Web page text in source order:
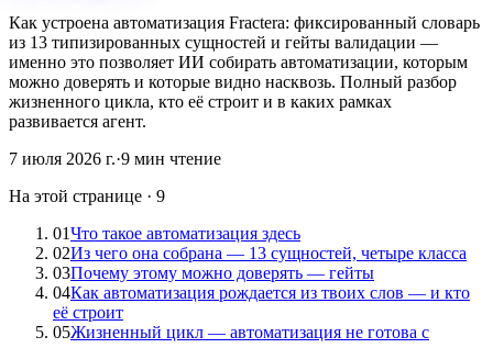
Как устроена автоматизация Fractera: фиксированный словарь
из 13 типизированных сущностей и гейты валидации —
именно это позволяет ИИ собирать автоматизации, которым
можно доверять и которые видно насквозь. Полный разбор
жизненного цикла, кто её строит и в каких рамках
развивается агент.
7 июля 2026 г.·9 мин чтение
На этой странице · 9
01Что такое автоматизация здесь
02Из чего она собрана — 13 сущностей, четыре класса
03Почему этому можно доверять — гейты
04Как автоматизация рождается из твоих слов — и кто
её строит
05Жизненный цикл — автоматизация не готова с